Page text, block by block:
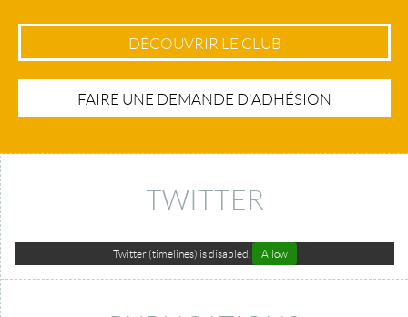
DÉCOUVRIR LE CLUB
FAIRE UNE DEMANDE D'ADHÉSION
TWITTER
Twitter (timelines) is disabled. Allow